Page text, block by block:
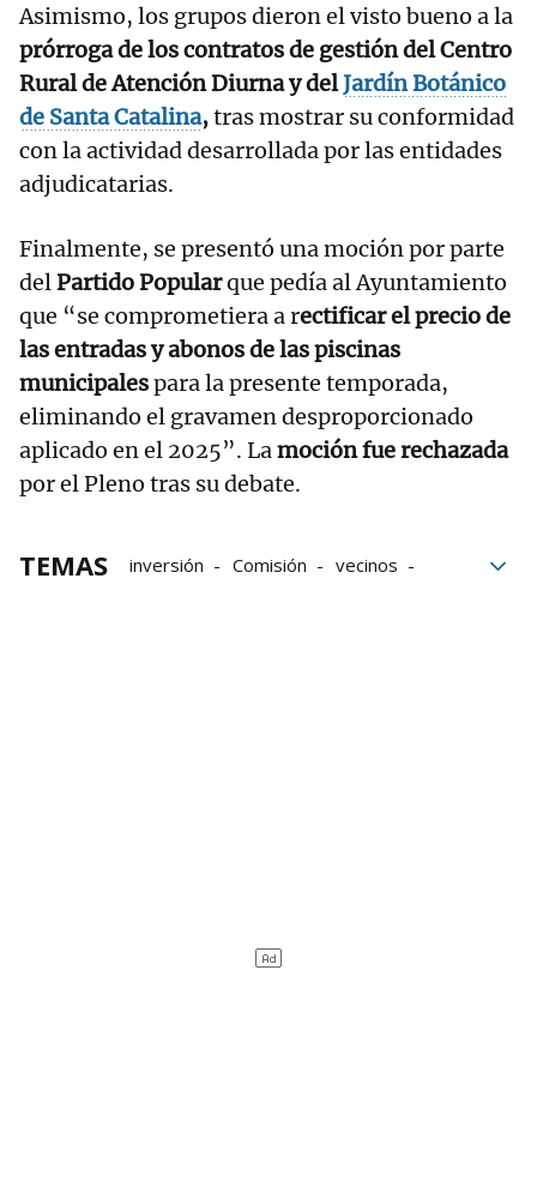
Asimismo, los grupos dieron el visto bueno a la
prórroga de los contratos de gestión del Centro
Rural de Atención Diurna y delJardín Botánico
de Santa Catalina,tras mostrar su conformidad
con la actividad desarrollada por las entidades
adjudicatarias.
Finalmente, se presentó una moción por parte
delPartido Popularque pedía al Ayuntamiento
que “se comprometiera a rectificar el precio de
las entradas y abonos de las piscinas
municipalespara la presente temporada,
eliminando el gravamen desproporcionado
aplicado en el 2025”. Lamoción fue rechazada
por el Pleno tras su debate.
TEMAS inversión Comisión
vecinos